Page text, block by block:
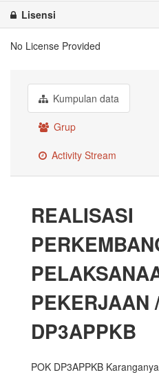
Lisensi
No License Provided
Kumpulan data
Grup
Activity Stream
REALISASI
PEKERJAAN
DP3APPKB
POK DP3APPKB